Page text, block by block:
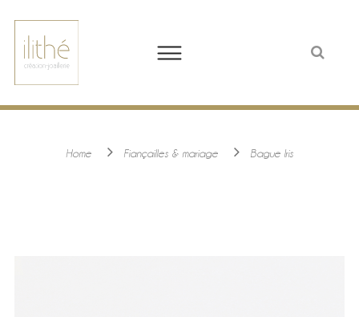
Home Fiançailles & mariage Bague Iris